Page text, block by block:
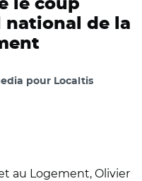
le coup
national de la
pour Localtis
au Logement, Olivier